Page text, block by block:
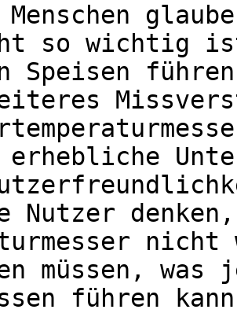
so wichtig
Speisen
Nutzer
müssen, was
führen